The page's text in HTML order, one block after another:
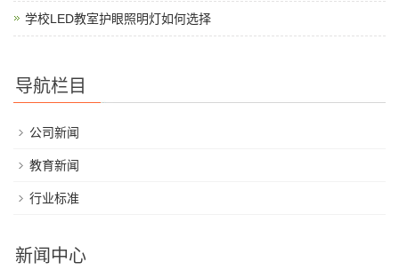
学校LED教室护眼照明灯如何选择
导航栏目
公司新闻
教育新闻
行业标准
新闻中心